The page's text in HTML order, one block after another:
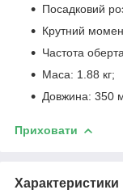
Посадковий
Крутний
Частота
Маса: 1.88 кг;
Довжина: 350
Приховати
Характеристики